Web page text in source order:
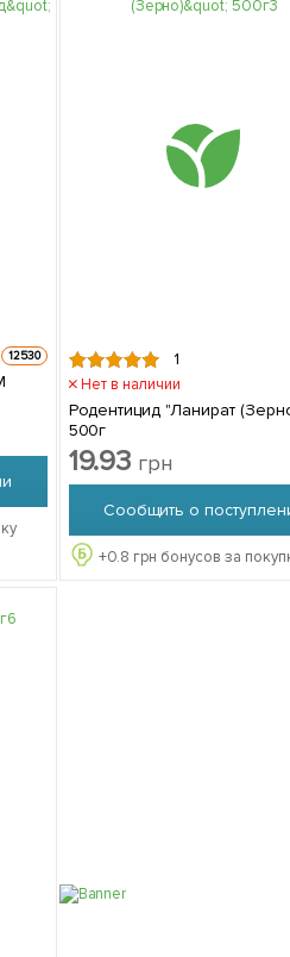
12530 1
Нет в наличии
Родентицид "Ланират
500г
19.93 грн
Сообщить о
+0.8 грн бонусов за